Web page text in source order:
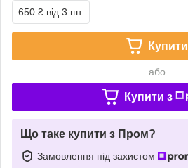
650 ₴ від 3 шт.
Купити
або
Купити з
Що таке купити з Пром?
Замовлення під захистом